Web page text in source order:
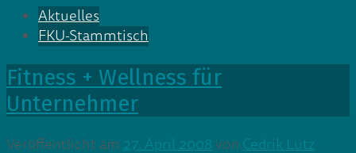
Aktuelles
FKU-Stammtisch
Fitness + Wellness für
Unternehmer
Veröffentlicht am 27. April 2008von Cedrik Lutz